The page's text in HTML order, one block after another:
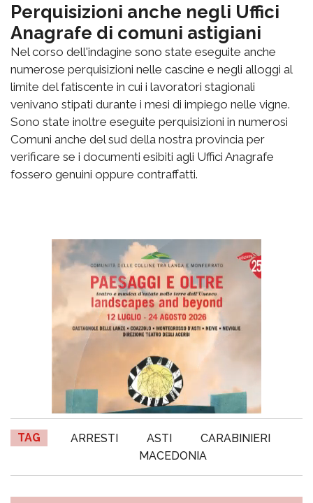
Perquisizioni anche negli Uffici
Anagrafe di comuni astigiani
Nel corso dell'indagine sono state eseguite anche
numerose perquisizioni nelle cascine e negli alloggi al
limite del fatiscente in cui i lavoratori stagionali
venivano stipati durante i mesi di impiego nelle vigne.
Sono state inoltre eseguite perquisizioni in numerosi
Comuni anche del sud della nostra provincia per
verificare se i documenti esibiti agli Uffici Anagrafe
fossero genuini oppure contraffatti.
TAG ARRESTI ASTI
CARABINIERI
MACEDONIA